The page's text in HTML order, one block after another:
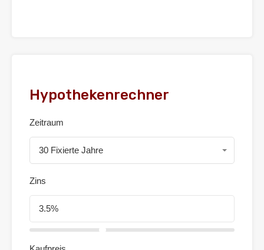
Hypothekenrechner
Zeitraum
30 Fixierte Jahre
Zins